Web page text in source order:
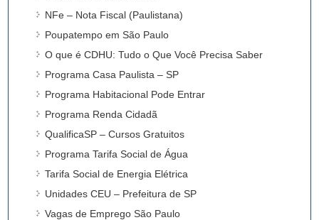
NFe – Nota Fiscal (Paulistana)
Poupatempo em São Paulo
O que é CDHU: Tudo o Que Você Precisa Saber
Programa Casa Paulista – SP
Programa Habitacional Pode Entrar
Programa Renda Cidadã
QualificaSP – Cursos Gratuitos
Programa Tarifa Social de Água
Tarifa Social de Energia Elétrica
Unidades CEU – Prefeitura de SP
Vagas de Emprego São Paulo